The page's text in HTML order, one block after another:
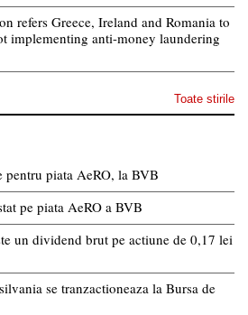
refers Greece, Ireland and Romania to
implementing anti-money laundering
Toate stirile
piata AeRO, la BVB
pe piata AeRO a BVB
un dividend brut pe actiune de 0,17 lei
se tranzactioneaza la Bursa de